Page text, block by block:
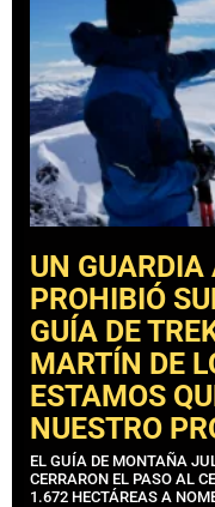
UN GUARDIA
PROHIBIÓ
GUÍA DE
MARTÍN DE
ESTAMOS
NUESTRO
EL GUÍA DE MONTAÑA
CERRARON EL PASO AL
1.672 HECTÁREAS A